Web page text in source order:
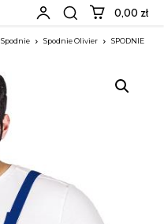
0,00 zł
Spodnie Spodnie Olivier
SPODNIE